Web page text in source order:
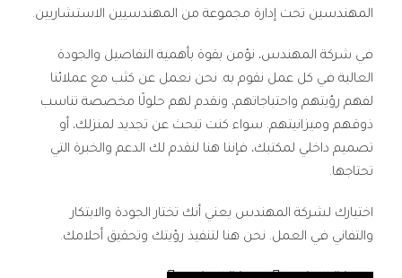
المهندسين تحت إدارة مجموعة من المهندسيين الاستشاريين.
في شركة المهندس، نؤمن بقوة بأهمية التفاصيل والجودة
العالية في كل عمل نقوم به. نحن نعمل عن كثب مع عملائنا
لفهم رؤيتهم واحتياجاتهم، ونقدم لهم حلولًا مخصصة تناسب
ذوقهم وميزانيتهم. سواء كنت تبحث عن تجديد لمنزلك، أو
تصميم داخلي لمكتبك، فإننا هنا لنقدم لك الدعم والخبرة التي
تحتاجها.
اختيارك لشركة المهندس يعني أنك تختار الجودة والابتكار
والتفاني في العمل. نحن هنا لتنفيذ رؤيتك وتحقيق أحلامك.